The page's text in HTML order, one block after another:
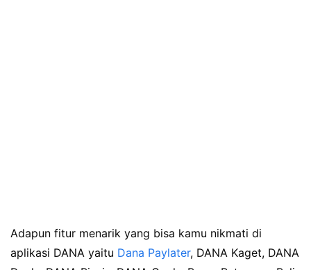
Adapun fitur menarik yang bisa kamu nikmati di
aplikasi DANA yaitu Dana Paylater, DANA Kaget, DANA